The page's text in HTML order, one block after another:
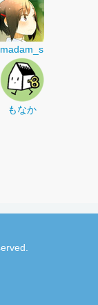
madam_s
もなか